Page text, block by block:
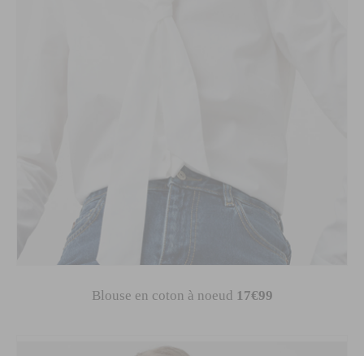
Blouse en coton à noeud 17€99